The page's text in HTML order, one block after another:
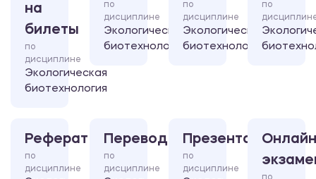
на
билеты
по
дисциплине
Экологическая
биотехнология
по
дисциплине
Экологическая
биотехнология
по
дисциплине
Экологическая
биотехнология
по
Реферат
по
дисциплине
Перевод
по
дисциплине
Презентация
по
дисциплине